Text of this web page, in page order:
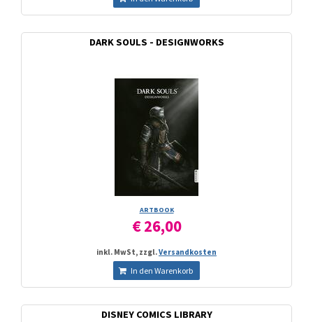
DARK SOULS - DESIGNWORKS
ARTBOOK
€ 26,00
inkl. MwSt, zzgl.Versandkosten
In den Warenkorb
DISNEY COMICS LIBRARY